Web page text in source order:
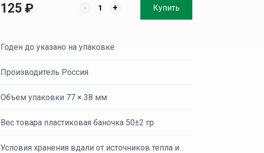
125 ₽ - + Купить
Годен до указано на упаковке
Производитель Россия
Объем упаковки 77 × 38 мм
Вес товара пластиковая баночка 50±2 гр
Условия хранения вдали от источников тепла и